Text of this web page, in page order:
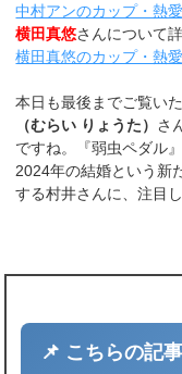
中村アンのカップ・熱
横田真悠さんについて
横田真悠のカップ・熱
本日も最後までご覧い
（むらい りょうた） さ
ですね。『弱虫ペダル
2024年の結婚という新
する村井さんに、注目
📌 こちらの記